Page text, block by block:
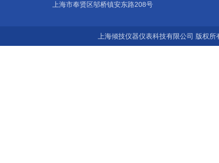
上海市奉贤区邬桥镇安东路208号
上海倾技仪器仪表科技有限公司 版权